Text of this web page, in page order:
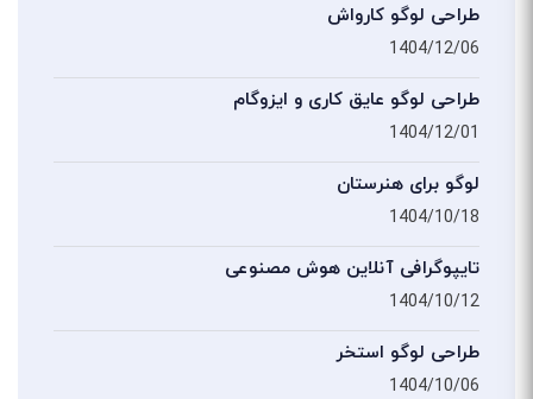
طراحی لوگو کارواش
1404/12/06
طراحی لوگو عایق کاری و ایزوگام
1404/12/01
لوگو برای هنرستان
1404/10/18
تایپوگرافی آنلاین هوش مصنوعی
1404/10/12
طراحی لوگو استخر
1404/10/06